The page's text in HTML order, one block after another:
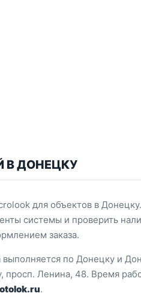
В ДОНЕЦКУ
для объектов в
системы и проверить
заказа.
выполняется по Донецку и
просп. Ленина, 48. Время
.